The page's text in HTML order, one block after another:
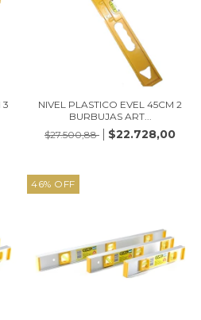
3
NIVEL PLASTICO EVEL 45CM 2
BURBUJAS ART...
$27.500,88
$22.728,00
46% OFF